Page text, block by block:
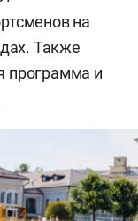
на
Также
программа и